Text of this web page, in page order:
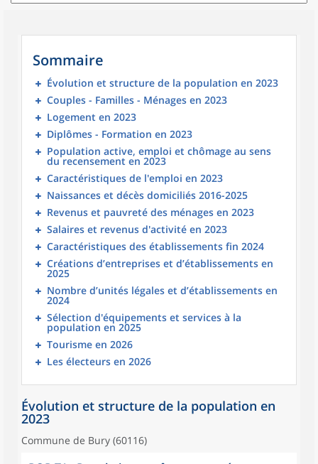
Sommaire
Évolution et structure de la population en 2023
Couples - Familles - Ménages en 2023
Logement en 2023
Diplômes - Formation en 2023
Population active, emploi et chômage au sens
du recensement en 2023
Caractéristiques de l'emploi en 2023
Naissances et décès domiciliés 2016-2025
Revenus et pauvreté des ménages en 2023
Salaires et revenus d'activité en 2023
Caractéristiques des établissements fin 2024
Créations d’entreprises et d’établissements en
2025
Nombre d’unités légales et d’établissements en
2024
Sélection d'équipements et services à la
population en 2025
Tourisme en 2026
Les électeurs en 2026
Évolution et structure de la population en
2023
Commune de Bury (60116)